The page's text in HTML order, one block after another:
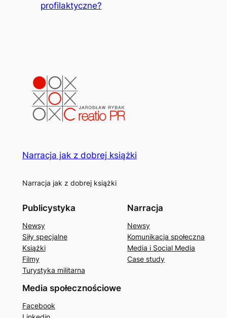
profilaktyczne?
Narracja jak z dobrej książki
Narracja jak z dobrej książki
Publicystyka
Newsy
Siły specjalne
Książki
Filmy
Turystyka militarna
Narracja
Newsy
Komunikacja społeczna
Media i Social Media
Case study
Media społecznościowe
Facebook